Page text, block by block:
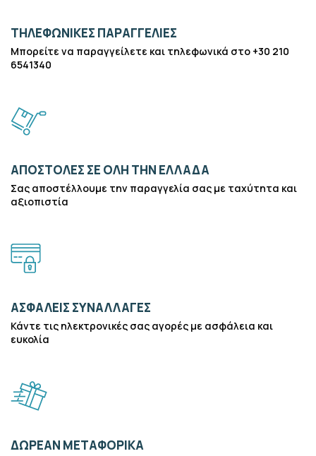
ΤΗΛΕΦΩΝΙΚΕΣ ΠΑΡΑΓΓΕΛΙΕΣ
Μπορείτε να παραγγείλετε και τηλεφωνικά στο +30 210
6541340
ΑΠΟΣΤΟΛΕΣ ΣΕ ΟΛΗ ΤΗΝ ΕΛΛΑΔΑ
Σας αποστέλλουμε την παραγγελία σας με ταχύτητα και
αξιοπιστία
ΑΣΦΑΛΕΙΣ ΣΥΝΑΛΛΑΓΕΣ
Κάντε τις ηλεκτρονικές σας αγορές με ασφάλεια και
ευκολία
ΔΩΡΕΑΝ ΜΕΤΑΦΟΡΙΚΑ